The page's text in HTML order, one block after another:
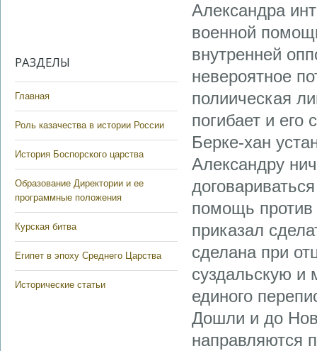
РАЗДЕЛЫ
Главная
Роль казачества в истории России
История Боспорского царства
Образование Директории и ее
программные положения
Курская битва
Египет в эпоху Среднего Царства
Исторические статьи
Александра
военной
внутренней
невероятное
полиическая
погибает и
Берке-хан
Александру
помощь против
приказал
сделана при
суздальскую и
единого
Дошли и до
направляются